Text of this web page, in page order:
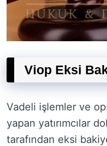
Viop Eksi
Vadeli işlemler ve
yapan yatırımcılar
tarafından eksi